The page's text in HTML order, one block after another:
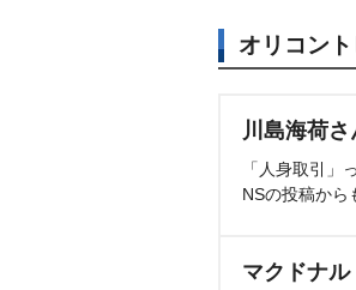
オリコン
川島海荷
「人身取引」
NSの投稿から
マクドナル